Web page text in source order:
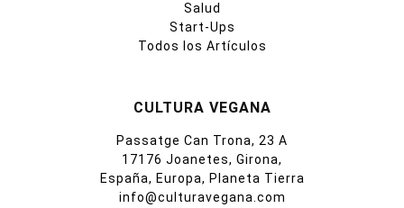
Salud
Start-Ups
Todos los Artículos
CULTURA VEGANA
Passatge Can Trona, 23 A
17176 Joanetes, Girona,
España, Europa, Planeta Tierra
info@culturavegana.com